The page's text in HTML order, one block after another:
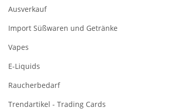
Ausverkauf
Import Süßwaren und Getränke
Vapes
E-Liquids
Raucherbedarf
Trendartikel - Trading Cards